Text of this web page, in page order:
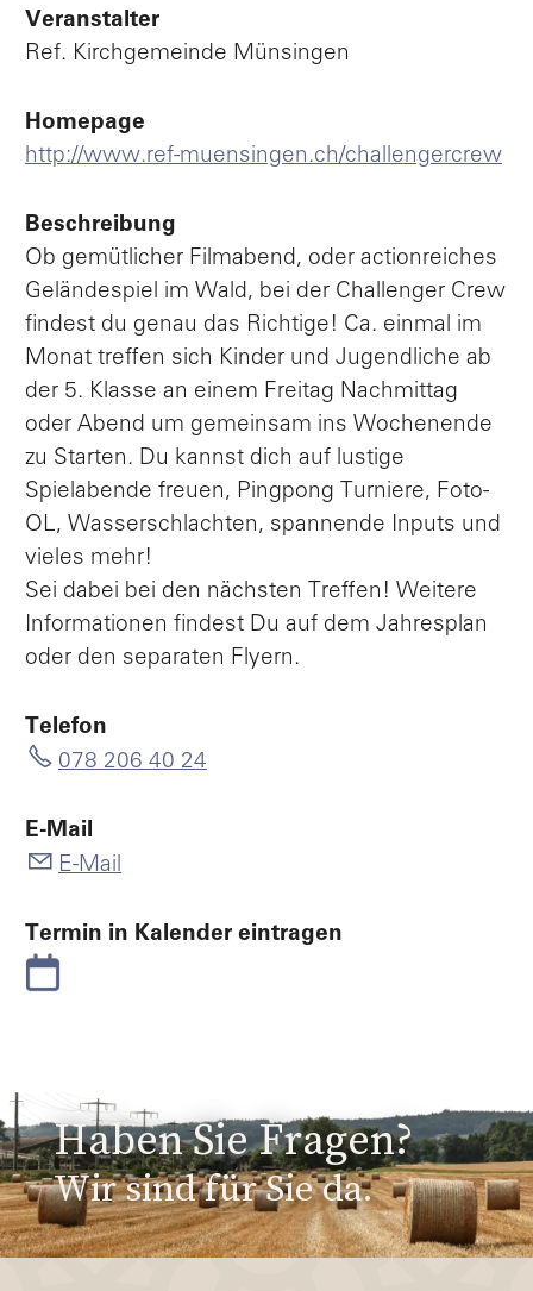
Veranstalter
Ref. Kirchgemeinde Münsingen
Homepage
http://www.ref-muensingen.ch/challengercrew
Beschreibung
Ob gemütlicher Filmabend, oder actionreiches
Geländespiel im Wald, bei der Challenger Crew
findest du genau das Richtige! Ca. einmal im
Monat treffen sich Kinder und Jugendliche ab
der 5. Klasse an einem Freitag Nachmittag
oder Abend um gemeinsam ins Wochenende
zu Starten. Du kannst dich auf lustige
Spielabende freuen, Pingpong Turniere, Foto-
OL, Wasserschlachten, spannende Inputs und
vieles mehr!
Sei dabei bei den nächsten Treffen! Weitere
Informationen findest Du auf dem Jahresplan
oder den separaten Flyern.
Telefon
078 206 40 24
E-Mail
E-Mail
Termin in Kalender eintragen
Haben Sie Fragen?
Wir sind für Sie da.